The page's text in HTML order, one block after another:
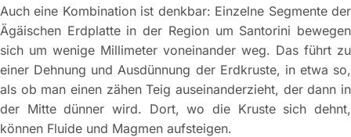
Auch eine Kombination ist denkbar: Einzelne Segmente der
Ägäischen Erdplatte in der Region um Santorini bewegen
sich um wenige Millimeter voneinander weg. Das führt zu
einer Dehnung und Ausdünnung der Erdkruste, in etwa so,
als ob man einen zähen Teig auseinanderzieht, der dann in
der Mitte dünner wird. Dort, wo die Kruste sich dehnt,
können Fluide und Magmen aufsteigen.